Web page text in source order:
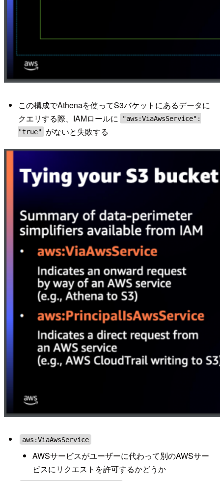
この構成でAthenaを使ってS3バケットにあるデータに
クエリする際、IAMロールに
"aws:ViaAwsService":
"true"
がないと失敗する
aws:ViaAwsService
AWSサービスがユーザーに代わって別のAWSサー
ビスにリクエストを許可するかどうか